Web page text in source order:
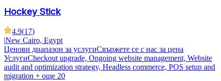
Hockey Stick
4.9(17)
|New Cairo, Egypt
Ценови диапазон за услугиСвържете се с нас за цена
УслугиCheckout upgrade, Ongoing website management, Website
audit and optimization strategy, Headless commerce, POS setup and
migration + още 20